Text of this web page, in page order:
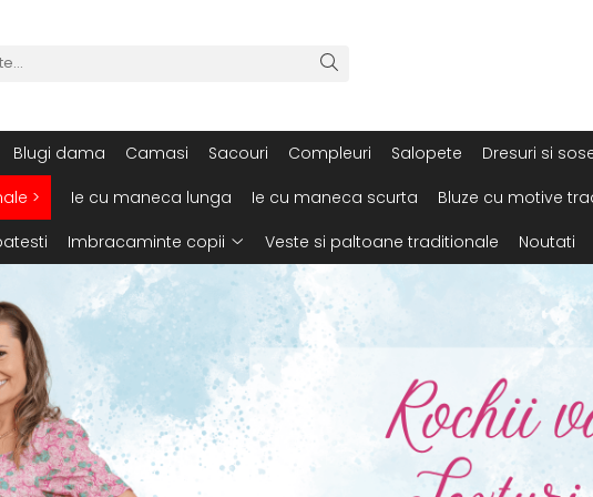
Blugi dama Camasi Sacouri Compleuri Salopete Dresuri si
> Ie cu maneca lunga Ie cu maneca scurta Bluze cu motive
Imbracaminte copii Veste si paltoane traditionale Noutati